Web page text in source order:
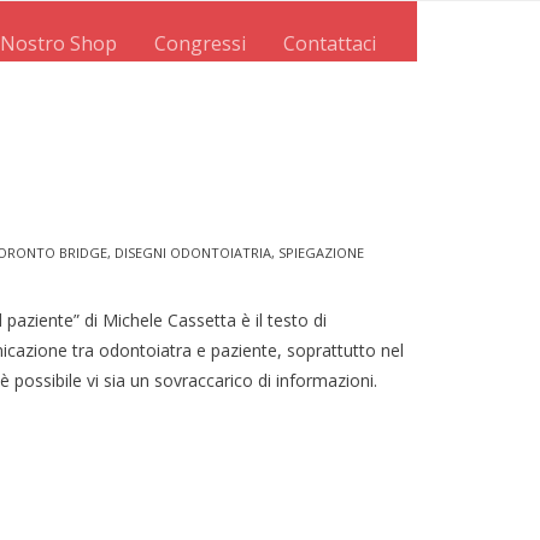
Shop Congressi Contattaci
BRIDGE, DISEGNI ODONTOIATRIA, SPIEGAZIONE
di Michele Cassetta è il testo di
tra odontoiatra e paziente, soprattutto nel
possibile vi sia un sovraccarico di informazioni.